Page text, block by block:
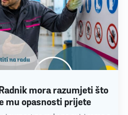
mora razumjeti što
mu opasnosti prijete